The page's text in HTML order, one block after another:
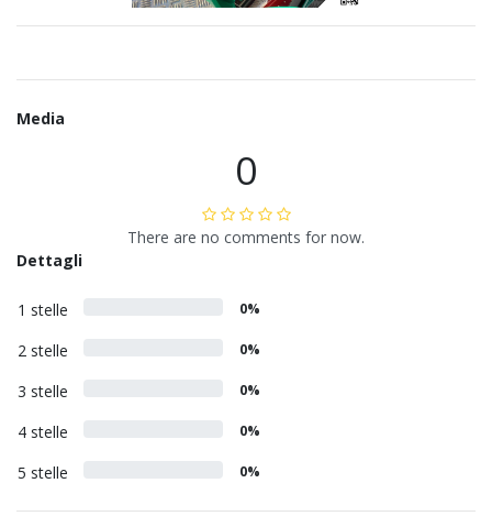
Media
0
There are no comments for now.
Dettagli
1 stelle 0%
2 stelle 0%
3 stelle 0%
4 stelle 0%
5 stelle 0%